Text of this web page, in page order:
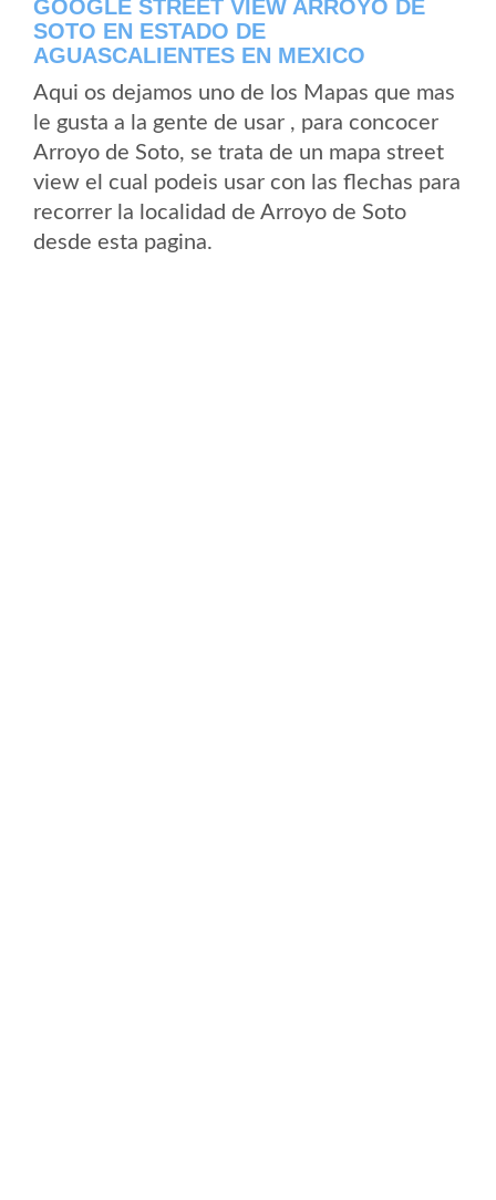
GOOGLE STREET VIEW ARROYO DE
SOTO EN ESTADO DE
AGUASCALIENTES EN MEXICO
Aqui os dejamos uno de los Mapas que mas
le gusta a la gente de usar , para concocer
Arroyo de Soto, se trata de un mapa street
view el cual podeis usar con las flechas para
recorrer la localidad de Arroyo de Soto
desde esta pagina.